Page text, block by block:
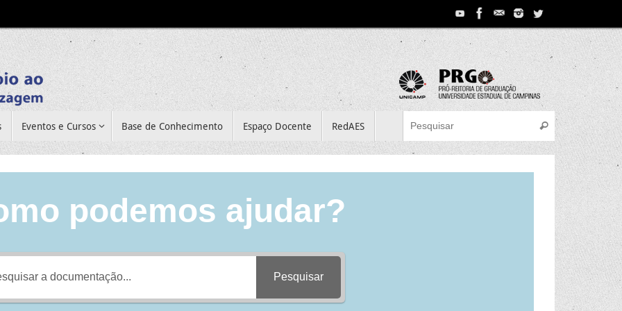
Eventos e Cursos Base de Conhecimento Espaço Docente RedAES
Search for:
Pesquisar
podemos ajudar?
Pesquisar